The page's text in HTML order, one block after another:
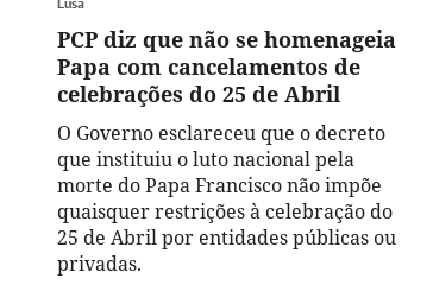
PCP diz que não se homenageia
Papa com cancelamentos de
celebrações do 25 de Abril
O Governo esclareceu que o decreto
que instituiu o luto nacional pela
morte do Papa Francisco não impõe
quaisquer restrições à celebração do
25 de Abril por entidades públicas ou
privadas.